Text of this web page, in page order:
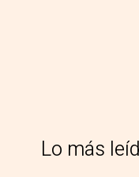
Lo más